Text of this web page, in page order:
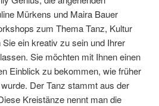
Mürkens und Maira Bauer
zum Thema Tanz, Kultur
ein kreativ zu sein und Ihrer
Sie möchten mit Ihnen einen
Einblick zu bekommen, wie früher
Der Tanz stammt aus der
Kreistänze nennt man die